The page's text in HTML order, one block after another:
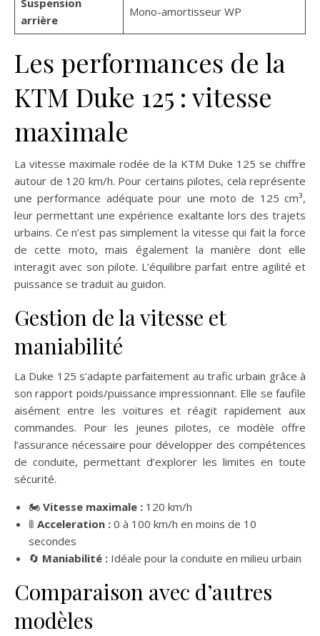
Suspension
arrière
Mono-amortisseur WP
Les performances de la
KTM Duke 125 : vitesse
maximale
La vitesse maximale rodée de la KTM Duke 125 se chiffre
autour de 120 km/h. Pour certains pilotes, cela représente
une performance adéquate pour une moto de 125 cm³,
leur permettant une expérience exaltante lors des trajets
urbains. Ce n’est pas simplement la vitesse qui fait la force
de cette moto, mais également la manière dont elle
interagit avec son pilote. L’équilibre parfait entre agilité et
puissance se traduit au guidon.
Gestion de la vitesse et
maniabilité
La Duke 125 s’adapte parfaitement au trafic urbain grâce à
son rapport poids/puissance impressionnant. Elle se faufile
aisément entre les voitures et réagit rapidement aux
commandes. Pour les jeunes pilotes, ce modèle offre
l’assurance nécessaire pour développer des compétences
de conduite, permettant d’explorer les limites en toute
sécurité.
🏍️ Vitesse maximale : 120 km/h
🚦 Acceleration : 0 à 100 km/h en moins de 10
secondes
🔄 Maniabilité : Idéale pour la conduite en milieu urbain
Comparaison avec d’autres
modèles